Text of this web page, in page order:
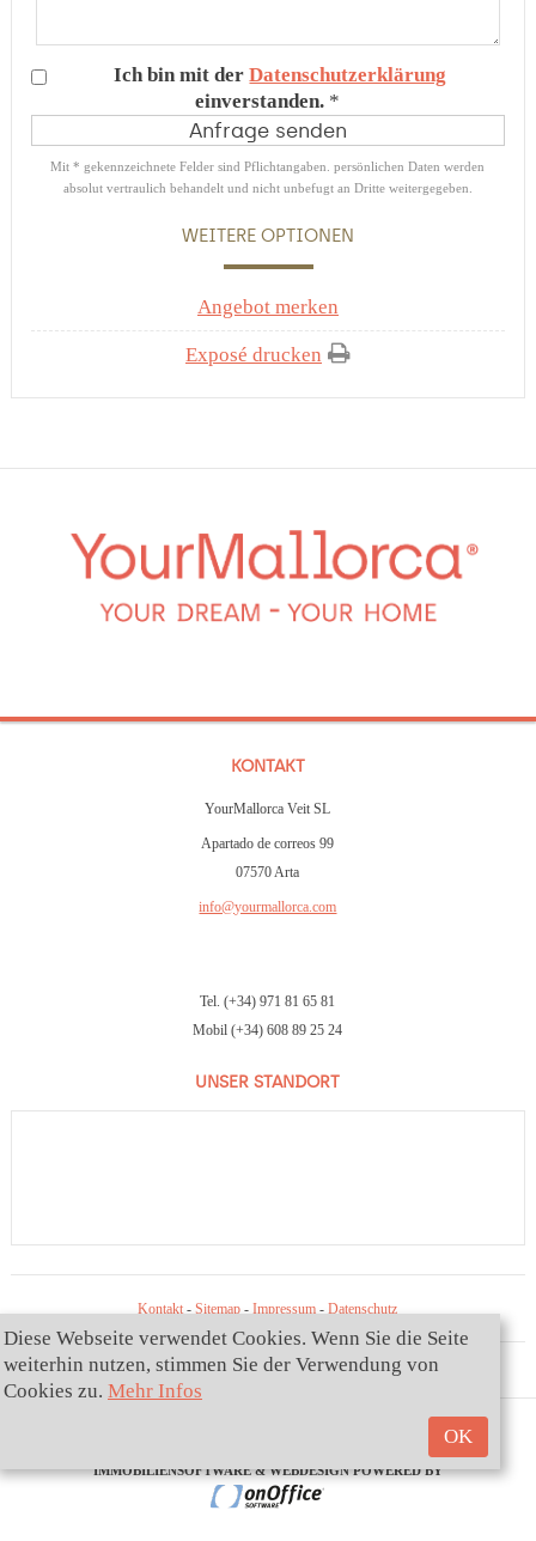
Diese Webseite verwendet Cookies. Wenn Sie die Seite
weiterhin nutzen, stimmen Sie der Verwendung von
Cookies zu. Mehr Infos
OK
Ich bin mit derDatenschutzerklärung
einverstanden. *
Mit * gekennzeichnete Felder sind Pflichtangaben. persönlichen Daten werden
absolut vertraulich behandelt und nicht unbefugt an Dritte weitergegeben.
WEITERE OPTIONEN
Angebot merken
Exposé drucken
KONTAKT
YourMallorca Veit SL
Apartado de correos 99
07570 Arta
info@yourmallorca.com
Tel. (+34) 971 81 65 81
Mobil (+34) 608 89 25 24
UNSER STANDORT
Kontakt -Sitemap -Impressum -Datenschutz
IMMOBILIENSOFTWARE & WEBDESIGN POWERED BY